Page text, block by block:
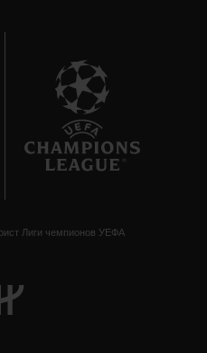
Лиги чемпионов УЕФА